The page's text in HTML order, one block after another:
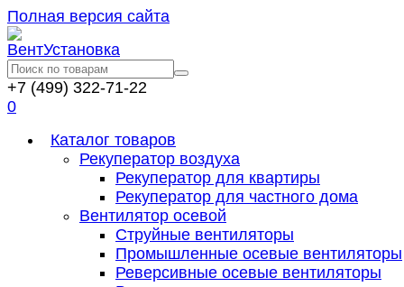
Полная версия сайта
+7 (499) 322-71-22
0
Каталог товаров
Рекуператор воздуха
Рекуператор для квартиры
Рекуператор для частного дома
Вентилятор осевой
Струйные вентиляторы
Промышленные осевые вентиляторы
Реверсивные осевые вентиляторы